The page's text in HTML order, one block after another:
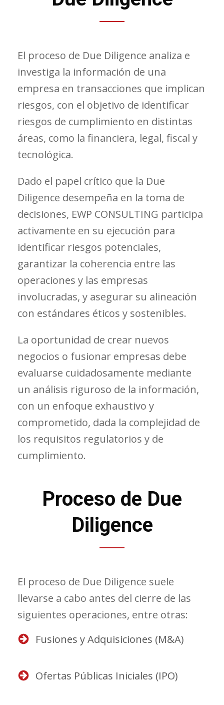
El proceso de Due Diligence analiza e
investiga la información de una
empresa en transacciones que implican
riesgos, con el objetivo de identificar
riesgos de cumplimiento en distintas
áreas, como la financiera, legal, fiscal y
tecnológica.
Dado el papel crítico que la Due
Diligence desempeña en la toma de
decisiones, EWP CONSULTING participa
activamente en su ejecución para
identificar riesgos potenciales,
garantizar la coherencia entre las
operaciones y las empresas
involucradas, y asegurar su alineación
con estándares éticos y sostenibles.
La oportunidad de crear nuevos
negocios o fusionar empresas debe
evaluarse cuidadosamente mediante
un análisis riguroso de la información,
con un enfoque exhaustivo y
comprometido, dada la complejidad de
los requisitos regulatorios y de
cumplimiento.
Proceso de Due
Diligence
El proceso de Due Diligence suele
llevarse a cabo antes del cierre de las
siguientes operaciones, entre otras:
Fusiones y Adquisiciones (M&A)
Ofertas Públicas Iniciales (IPO)